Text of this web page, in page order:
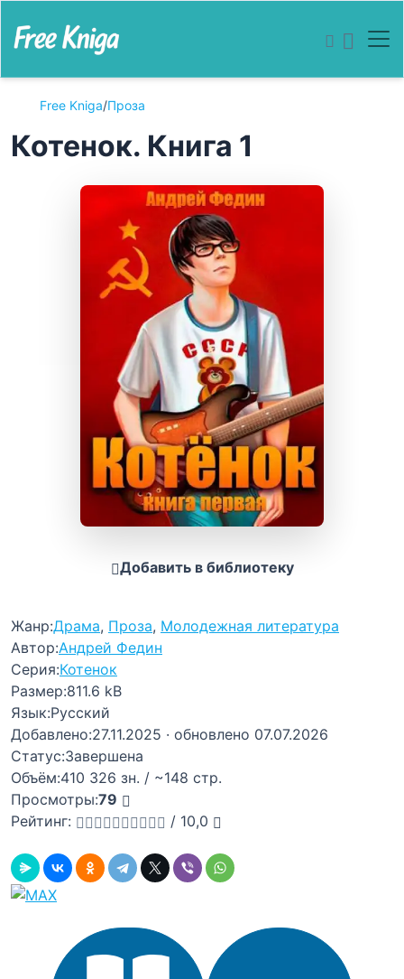
Free Kniga/Проза
Котенок. Книга 1
Добавить в библиотеку
Жанр:Драма, Проза, Молодежная литература
Автор:Андрей Федин
Серия:Котенок
Размер:811.6 kB
Язык:Русский
Добавлено:27.11.2025 · обновлено 07.07.2026
Статус:Завершена
Объём:410 326 зн. / ~148 стр.
Просмотры:79
Рейтинг:
/ 10,0